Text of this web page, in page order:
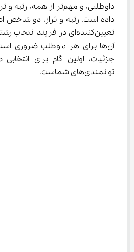
داوطلبی، و مهم‌تر از
داده است. رتبه و تراز، دو
تعیین‌کننده‌ای در فرایند
آن‌ها برای هر داوطلب ضروری
جزئیات، اولین گام برای
توانمندی‌های شماست.